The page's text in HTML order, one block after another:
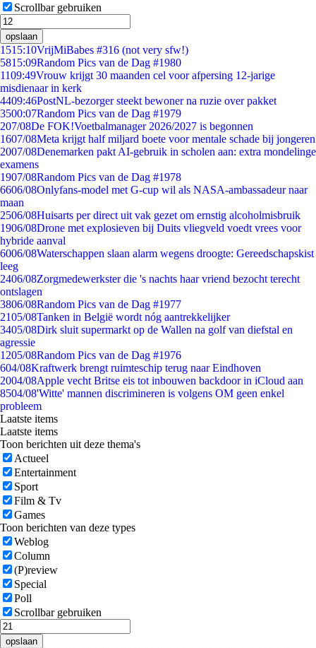
Scrollbar gebruiken
opslaan
1515:10VrijMiBabes #316 (not very sfw!)
5815:09Random Pics van de Dag #1980
1109:49Vrouw krijgt 30 maanden cel voor afpersing 12-jarige
misdienaar in kerk
4409:46PostNL-bezorger steekt bewoner na ruzie over pakket
3500:07Random Pics van de Dag #1979
207/08De FOK!Voetbalmanager 2026/2027 is begonnen
1607/08Meta krijgt half miljard boete voor mentale schade bij jongeren
2007/08Denemarken pakt AI-gebruik in scholen aan: extra mondelinge
examens
1907/08Random Pics van de Dag #1978
6606/08Onlyfans-model met G-cup wil als NASA-ambassadeur naar
maan
2506/08Huisarts per direct uit vak gezet om ernstig alcoholmisbruik
1906/08Drone met explosieven bij Duits vliegveld voedt vrees voor
hybride aanval
6006/08Waterschappen slaan alarm wegens droogte: Gereedschapskist
leeg
2406/08Zorgmedewerkster die 's nachts haar vriend bezocht terecht
ontslagen
3806/08Random Pics van de Dag #1977
2105/08Tanken in België wordt nóg aantrekkelijker
3405/08Dirk sluit supermarkt op de Wallen na golf van diefstal en
agressie
1205/08Random Pics van de Dag #1976
604/08Kraftwerk brengt ruimteschip terug naar Eindhoven
2004/08Apple vecht Britse eis tot inbouwen backdoor in iCloud aan
8504/08'Witte' mannen discrimineren is volgens OM geen enkel
probleem
Laatste items
Laatste items
Toon berichten uit deze thema's
Actueel
Entertainment
Sport
Film & Tv
Games
Toon berichten van deze types
Weblog
Column
(P)review
Special
Poll
Scrollbar gebruiken
opslaan